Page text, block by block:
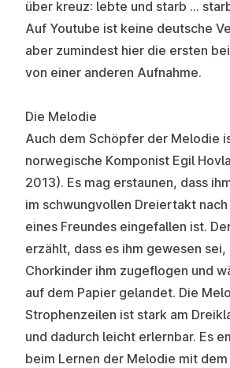
über kreuz: lebte und starb …
Auf Youtube ist keine deutsche
aber zumindest hier die ersten
von einer anderen Aufnahme.
Die Melodie
Auch dem Schöpfer der Melodie
norwegische Komponist Egil
2013). Es mag erstaunen, dass
im schwungvollen Dreiertakt
eines Freundes eingefallen ist.
erzählt, dass es ihm gewesen sei,
Chorkinder ihm zugeflogen und
auf dem Papier gelandet. Die
Strophenzeilen ist stark am
und dadurch leicht erlernbar. Es
beim Lernen der Melodie mit dem